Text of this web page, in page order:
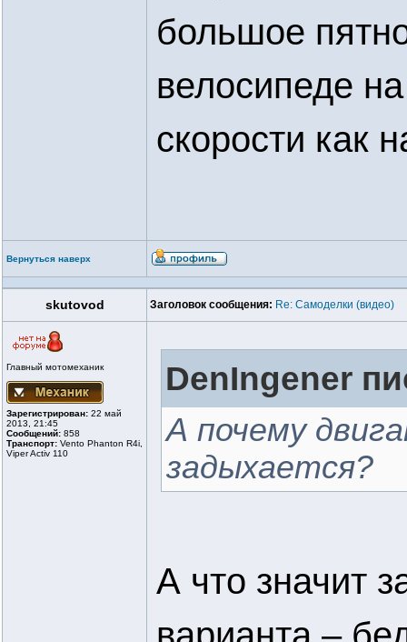
большое
велосипеде
скорости как
Вернуться наверх
skutovod Заголовок сообщения: Re: Самоделки (видео)
Главный мотомеханик
Зарегистрирован: 22 май
2013, 21:45
Сообщений: 858
Транспорт: Vento Phanton R4i,
Viper Activ 110
DenIngener
А почему
задыхается?
А что значит